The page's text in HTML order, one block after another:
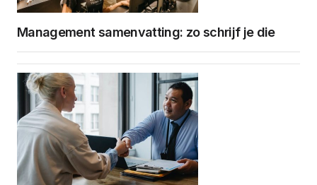
Management samenvatting: zo schrijf je die